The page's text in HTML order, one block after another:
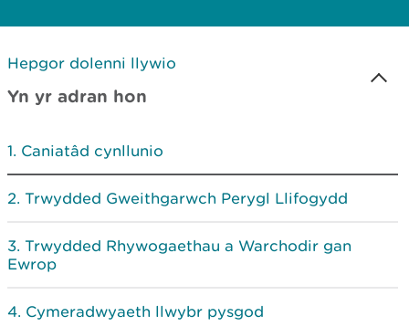
Hepgor dolenni llywio
Yn yr adran hon
Caniatâd cynllunio
Trwydded Gweithgarwch Perygl Llifogydd
Trwydded Rhywogaethau a Warchodir gan
Ewrop
Cymeradwyaeth llwybr pysgod